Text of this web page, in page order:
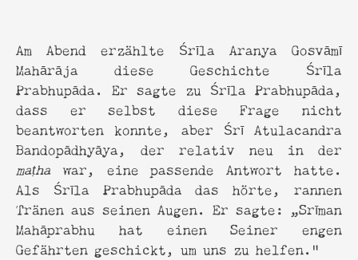
Am Abend erzählte Śrīla Aranya Gosvāmī
Mahārāja diese Geschichte Śrīla
Prabhupāda. Er sagte zu Śrīla Prabhupāda,
dass er selbst diese Frage nicht
beantworten konnte, aber Śrī Atulacandra
Bandopādhyāya, der relativ neu in der
maṭhawar, eine passende Antwort hatte.
Als Śrīla Prabhupāda das hörte, rannen
Tränen aus seinen Augen. Er sagte: „Srīman
Mahāprabhu hat einen Seiner engen
Gefährten geschickt, um uns zu helfen.”